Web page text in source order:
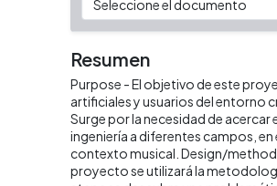
Resumen
Purpose - El objetivo de este
artificiales y usuarios del entorno
Surge por la necesidad de
ingeniería a diferentes campos,
contexto musical. Design/
proyecto se utilizará la